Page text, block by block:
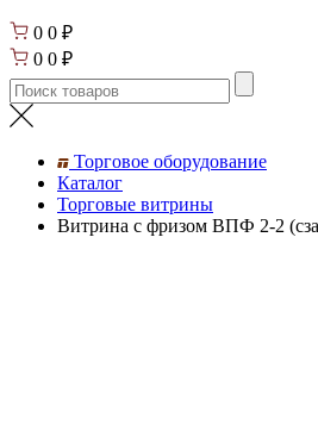
0 0 ₽
0 0 ₽
Торговое оборудование
Каталог
Торговые витрины
Витрина с фризом ВПФ 2-2